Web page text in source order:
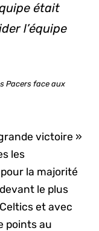
était
l’équipe
Pacers face aux
victoire »
les
la majorité
le plus
et avec
points au